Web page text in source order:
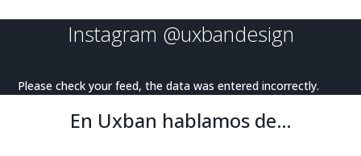
Instagram @uxbandesign
Please check your feed, the data was entered incorrectly.
En Uxban hablamos de…